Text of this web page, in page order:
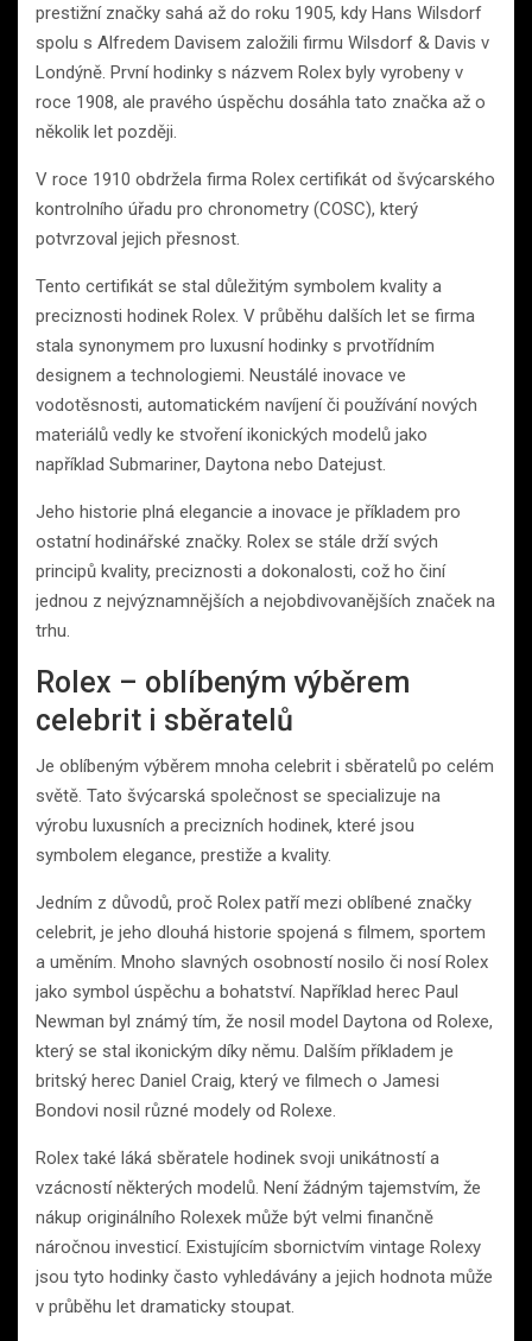
prestižní značky sahá až do roku 1905, kdy Hans Wilsdorf
spolu s Alfredem Davisem založili firmu Wilsdorf & Davis v
Londýně. První hodinky s názvem Rolex byly vyrobeny v
roce 1908, ale pravého úspěchu dosáhla tato značka až o
několik let později.
V roce 1910 obdržela firma Rolex certifikát od švýcarského
kontrolního úřadu pro chronometry (COSC), který
potvrzoval jejich přesnost.
Tento certifikát se stal důležitým symbolem kvality a
preciznosti hodinek Rolex. V průběhu dalších let se firma
stala synonymem pro luxusní hodinky s prvotřídním
designem a technologiemi. Neustálé inovace ve
vodotěsnosti, automatickém navíjení či používání nových
materiálů vedly ke stvoření ikonických modelů jako
například Submariner, Daytona nebo Datejust.
Jeho historie plná elegancie a inovace je příkladem pro
ostatní hodinářské značky. Rolex se stále drží svých
principů kvality, preciznosti a dokonalosti, což ho činí
jednou z nejvýznamnějších a nejobdivovanějších značek na
trhu.
Rolex – oblíbeným výběrem
celebrit i sběratelů
Je oblíbeným výběrem mnoha celebrit i sběratelů po celém
světě. Tato švýcarská společnost se specializuje na
výrobu luxusních a precizních hodinek, které jsou
symbolem elegance, prestiže a kvality.
Jedním z důvodů, proč Rolex patří mezi oblíbené značky
celebrit, je jeho dlouhá historie spojená s filmem, sportem
a uměním. Mnoho slavných osobností nosilo či nosí Rolex
jako symbol úspěchu a bohatství. Například herec Paul
Newman byl známý tím, že nosil model Daytona od Rolexe,
který se stal ikonickým díky němu. Dalším příkladem je
britský herec Daniel Craig, který ve filmech o Jamesi
Bondovi nosil různé modely od Rolexe.
Rolex také láká sběratele hodinek svoji unikátností a
vzácností některých modelů. Není žádným tajemstvím, že
nákup originálního Rolexek může být velmi finančně
náročnou investicí. Existujícím sbornictvím vintage Rolexy
jsou tyto hodinky často vyhledávány a jejich hodnota může
v průběhu let dramaticky stoupat.